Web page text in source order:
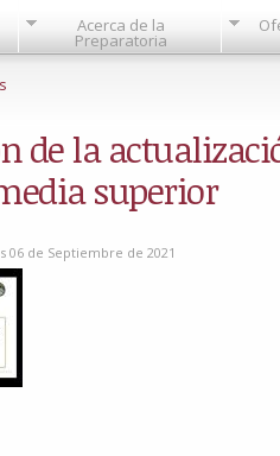
Acerca de la
Preparatoria
de la
superior
06 de Septiembre de 2021